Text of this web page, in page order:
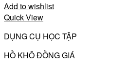
Add to wishlist
Quick View
DỤNG CỤ HỌC TẬP
HỒ KHÔ ĐỒNG GIÁ